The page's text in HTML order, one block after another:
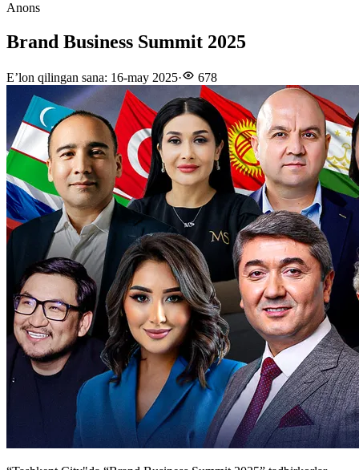
Anons
Brand Business Summit 2025
E’lon qilingan sana: 16-may 2025· 678